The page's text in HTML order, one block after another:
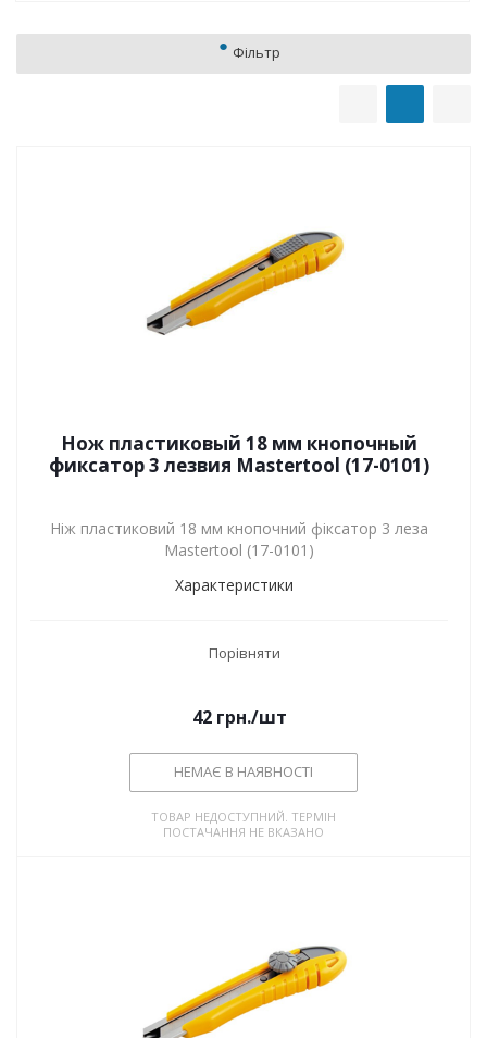
Фільтр
Нож пластиковый 18 мм кнопочный
фиксатор 3 лезвия Mastertool (17-0101)
Ніж пластиковий 18 мм кнопочний фіксатор 3 леза
Mastertool (17-0101)
Характеристики
Порівняти
42 грн./шт
НЕМАЄ В НАЯВНОСТІ
ТОВАР НЕДОСТУПНИЙ. ТЕРМІН
ПОСТАЧАННЯ НЕ ВКАЗАНО